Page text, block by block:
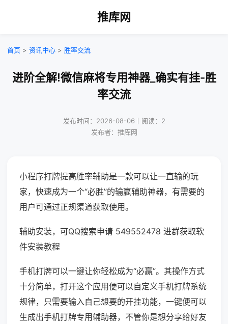
推库网
首页 > 资讯中心 > 胜率交流
进阶全解!微信麻将专用神器_确实有挂-胜
率交流
发布时间：2026-08-06｜阅读：2
发布者：推库网
小程序打牌提高胜率辅助是一款可以让一直输的玩
家，快速成为一个“必胜”的输赢辅助神器，有需要的
用户可通过正规渠道获取使用。
辅助安装，可QQ搜索申请 549552478 进群获取软
件安装教程
手机打牌可以一键让你轻松成为“必赢”。其操作方式
十分简单，打开这个应用便可以自定义手机打牌系统
规律，只需要输入自己想要的开挂功能，一键便可以
生成出手机打牌专用辅助器，不管你是想分享给好友